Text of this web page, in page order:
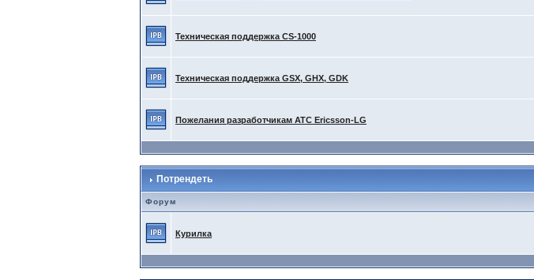
Техническая поддержка CS-1000
Техническая поддержка GSX, GHX, GDK
Пожелания разработчикам АТС Ericsson-LG
Потрендеть
Форум
Курилка